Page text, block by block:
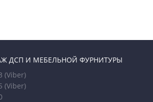
ДСП И МЕБЕЛЬНОЙ ФУРНИТУРЫ
(Viber)
(Viber)